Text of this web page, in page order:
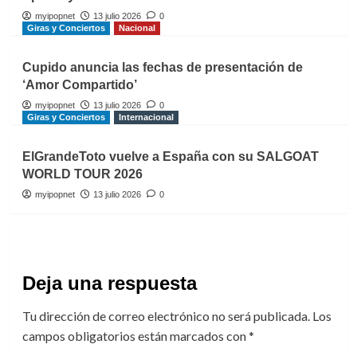
myipopnet 13 julio 2026
0
Giras y Conciertos
Nacional
Cupido anuncia las fechas de presentación de
‘Amor Compartido’
myipopnet 13 julio 2026
0
Giras y Conciertos
Internacional
ElGrandeToto vuelve a España con su SALGOAT
WORLD TOUR 2026
myipopnet 13 julio 2026 0
Deja una respuesta
Tu dirección de correo electrónico no será publicada. Los
campos obligatorios están marcados con*